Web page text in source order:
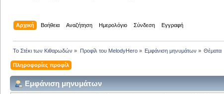
Αρχική Βοήθεια Αναζήτηση Ημερολόγιο Σύνδεση Εγγραφή
Το Στέκι των Κιθαρωδών » Προφίλ του MelodyHero» Εμφάνιση μηνυμάτων » Θέματα
Πληροφορίες προφίλ
Εμφάνιση μηνυμάτων